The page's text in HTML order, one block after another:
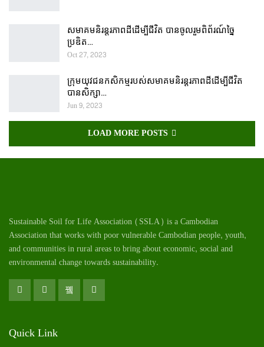
សមាគមនិរន្តរភាពដីដើម្បីជីវិត បានចូលរួមពិព័រណ៍ច្នៃ
ប្រឌិត…
Oct 27, 2023
ក្រុមយុវជនកសិកម្មរបស់សមាគមនិរន្តរភាពដីដើម្បីជីវិត
បានសិក្សា…
Jun 9, 2023
LOAD MORE POSTS
Sustainable Soil for Life Association (SSLA) is a Cambodian
Association that works with poor vulnerable Cambodianpeople, youth,
and communities in rural areas to bring about economic, social and
environmental change towards sustainability.
Quick Link